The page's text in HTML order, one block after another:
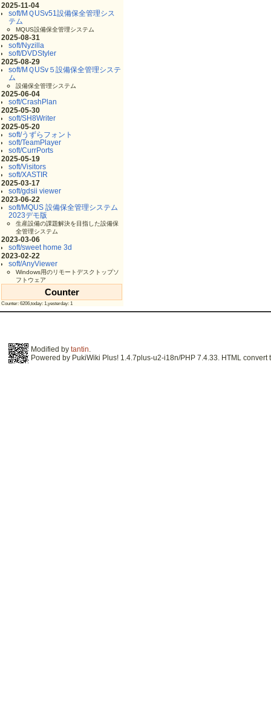
2025-11-04
soft/MＱUSv51設備保全管理シス
テム
MQUS設備保全管理システム
2025-08-31
soft/Nyzilla
soft/DVDStyler
2025-08-29
soft/MＱUSv５設備保全管理システ
ム
設備保全管理システム
2025-06-04
soft/CrashPlan
2025-05-30
soft/SH8Writer
2025-05-20
soft/うずらフォント
soft/TeamPlayer
soft/CurrPorts
2025-05-19
soft/Visitors
soft/XASTIR
2025-03-17
soft/gdsii viewer
2023-06-22
soft/MQUS 設備保全管理システム
2023デモ版
生産設備の課題解決を目指した設備保
全管理システム
2023-03-06
soft/sweet home 3d
2023-02-22
soft/AnyViewer
Windows用のリモートデスクトップソ
フトウェア
Counter
Counter: 6206,today: 1,yesterday: 1
Modified by tantin.
Powered by PukiWiki Plus! 1.4.7plus-u2-i18n/PHP 7.4.33. HTML convert